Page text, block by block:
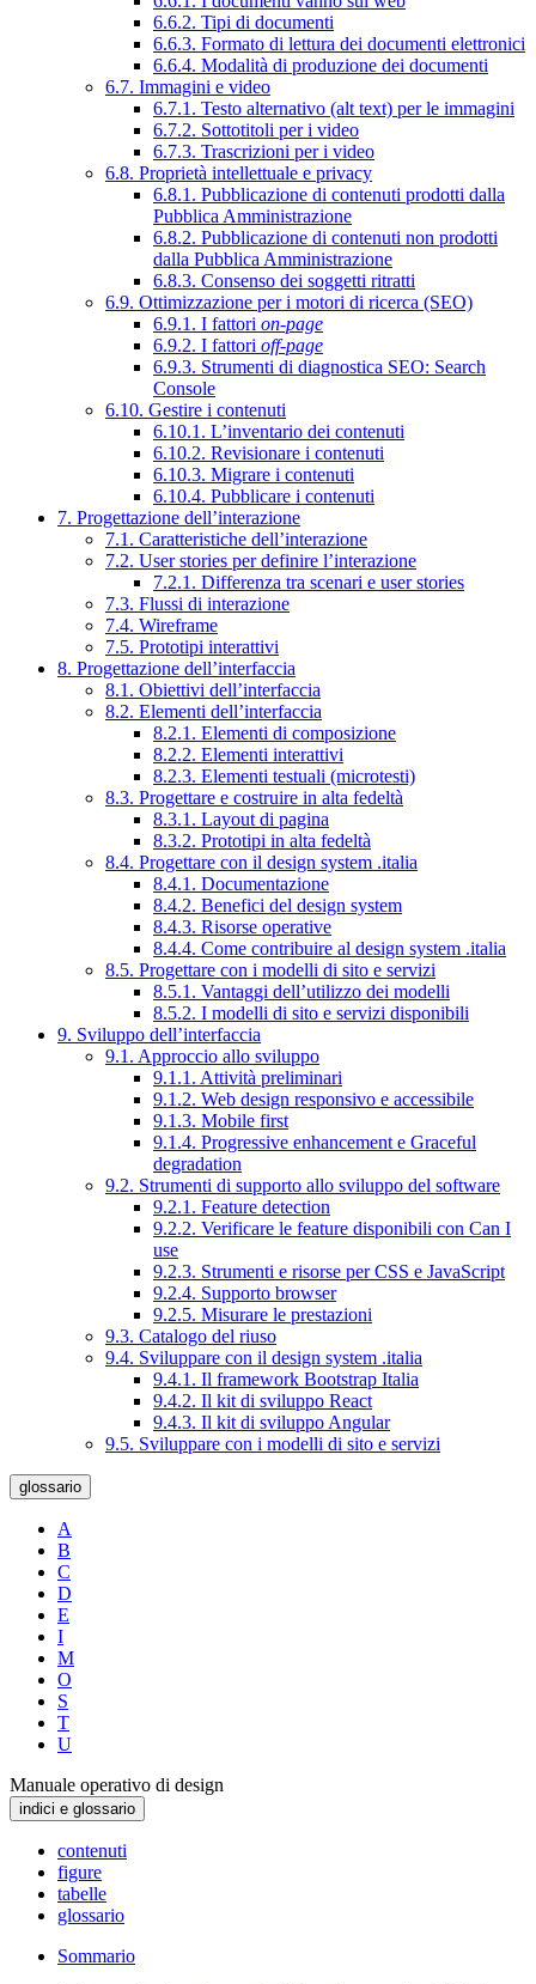
6.6.2. Tipi di documenti
6.6.3. Formato di lettura dei documenti elettronici
6.6.4. Modalità di produzione dei documenti
6.7. Immagini e video
6.7.1. Testo alternativo (alt text) per le immagini
6.7.2. Sottotitoli per i video
6.7.3. Trascrizioni per i video
6.8. Proprietà intellettuale e privacy
6.8.1. Pubblicazione di contenuti prodotti dalla
Pubblica Amministrazione
6.8.2. Pubblicazione di contenuti non prodotti
dalla Pubblica Amministrazione
6.8.3. Consenso dei soggetti ritratti
6.9. Ottimizzazione per i motori di ricerca (SEO)
6.9.1. I fattori on-page
6.9.2. I fattori off-page
6.9.3. Strumenti di diagnostica SEO: Search
Console
6.10. Gestire i contenuti
6.10.1. L’inventario dei contenuti
6.10.2. Revisionare i contenuti
6.10.3. Migrare i contenuti
6.10.4. Pubblicare i contenuti
7. Progettazione dell’interazione
7.1. Caratteristiche dell’interazione
7.2. User stories per definire l’interazione
7.2.1. Differenza tra scenari e user stories
7.3. Flussi di interazione
7.4. Wireframe
7.5. Prototipi interattivi
8. Progettazione dell’interfaccia
8.1. Obiettivi dell’interfaccia
8.2. Elementi dell’interfaccia
8.2.1. Elementi di composizione
8.2.2. Elementi interattivi
8.2.3. Elementi testuali (microtesti)
8.3. Progettare e costruire in alta fedeltà
8.3.1. Layout di pagina
8.3.2. Prototipi in alta fedeltà
8.4. Progettare con il design system .italia
8.4.1. Documentazione
8.4.2. Benefici del design system
8.4.3. Risorse operative
8.4.4. Come contribuire al design system .italia
8.5. Progettare con i modelli di sito e servizi
8.5.1. Vantaggi dell’utilizzo dei modelli
8.5.2. I modelli di sito e servizi disponibili
9. Sviluppo dell’interfaccia
9.1. Approccio allo sviluppo
9.1.1. Attività preliminari
9.1.2. Web design responsivo e accessibile
9.1.3. Mobile first
9.1.4. Progressive enhancement e Graceful
degradation
9.2. Strumenti di supporto allo sviluppo del software
9.2.1. Feature detection
9.2.2. Verificare le feature disponibili con Can I
use
9.2.3. Strumenti e risorse per CSS e JavaScript
9.2.4. Supporto browser
9.2.5. Misurare le prestazioni
9.3. Catalogo del riuso
9.4. Sviluppare con il design system .italia
9.4.1. Il framework Bootstrap Italia
9.4.2. Il kit di sviluppo React
9.4.3. Il kit di sviluppo Angular
9.5. Sviluppare con i modelli di sito e servizi
glossario
A
B
C
D
E
I
M
O
S
T
U
Manuale operativo di design
indici e glossario
contenuti
figure
tabelle
glossario
Sommario